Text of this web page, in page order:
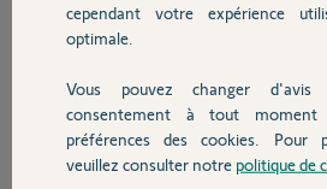
Devis avec un pro
Contact
Bonjour,
Le boitier pour ce modèle ne doit plus exister,
Bonnes fêtes de fin d'année.
Anonyme il y a plus de 9 ans
cependant votre expérience
optimale.
Vous pouvez changer
consentement à tout
préférences des cookies. Pour
veuillez consulter notre politique de